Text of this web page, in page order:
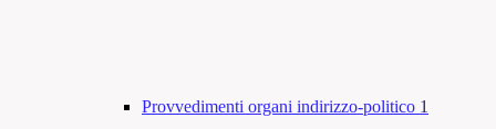
Provvedimenti organi indirizzo-politico 1